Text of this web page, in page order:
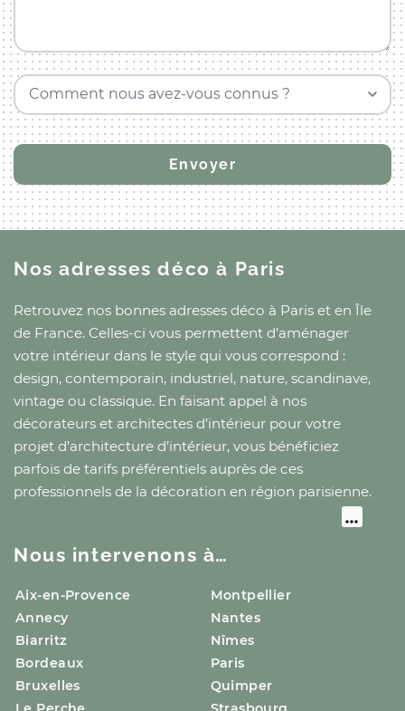
Comment nous avez-vous connus ?
Nos adresses décoà Paris
Retrouvez nos bonnes adresses déco à Paris et en Île
de France. Celles-ci vous permettent d’aménager
votre intérieur dans le style qui vous correspond :
design, contemporain, industriel, nature, scandinave,
vintage ou classique. En faisant appel à nos
décorateurs et architectes d’intérieur pour votre
projet d’architecture d’intérieur, vous bénéficiez
parfois de tarifs préférentiels auprès de ces
professionnels de la décoration en région parisienne.
Nous intervenons à…
Aix-en-Provence
Annecy
Biarritz
Bordeaux
Bruxelles
Montpellier
Nantes
Nîmes
Paris
Quimper